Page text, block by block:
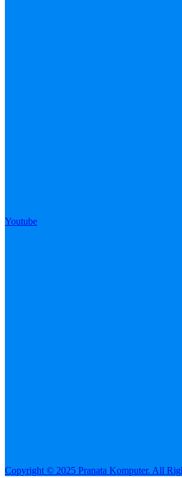
Youtube
Copyright © 2025 Pranata Komputer. All